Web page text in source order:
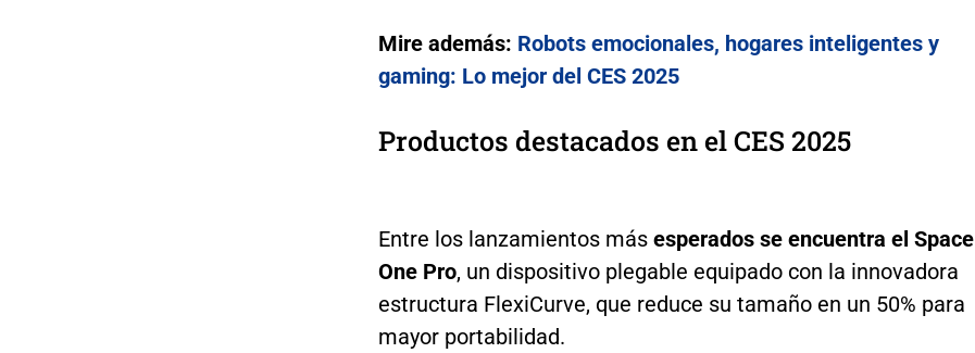
Mire además: Robots emocionales, hogares inteligentes y
gaming: Lo mejor del CES 2025
Productos destacados en el CES 2025
Entre los lanzamientos más esperados se encuentra el Space
One Pro, un dispositivo plegable equipado con la innovadora
estructura FlexiCurve, que reduce su tamaño en un 50% para
mayor portabilidad.